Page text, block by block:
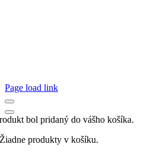
Page load link
bol pridaný do vášho košíka.
Žiadne produkty v košíku.